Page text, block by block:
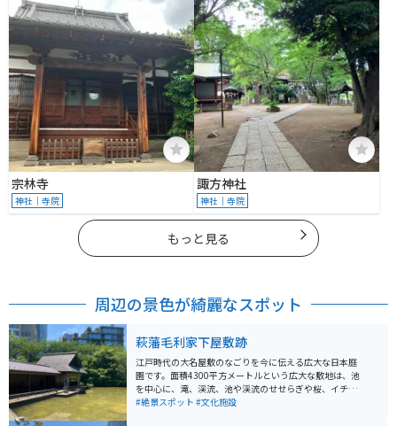
宗林寺
神社｜寺院
諏方神社
神社｜寺院
もっと見る
周辺の景色が綺麗なスポット
萩藩毛利家下屋敷跡
江戸時代の大名屋敷のなごりを今に伝える広大な日本庭
園です。面積4300平方メートルという広大な敷地は、池
を中心に、滝、渓流、池や渓流のせせらぎや桜、イチョ
ウといった木々が配置され、春には桜、秋には紅葉と、
#絶景スポット #文化施設